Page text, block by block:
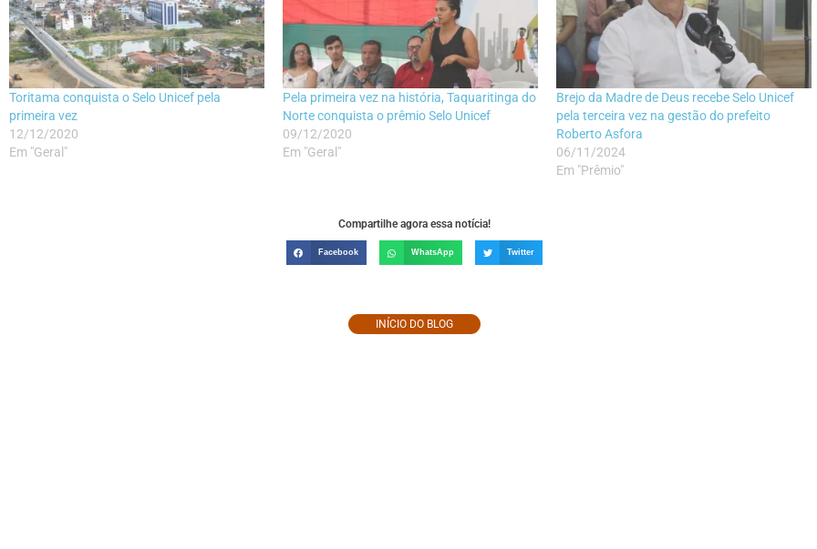
Toritama conquista o Selo Unicef pela
primeira vez
12/12/2020
Em "Geral"
Pela primeira vez na história, Taquaritinga do
Norte conquista o prêmio Selo Unicef
09/12/2020
Em "Geral"
Brejo da Madre de Deus recebe Selo Unicef
pela terceira vez na gestão do prefeito
Roberto Asfora
06/11/2024
Em "Prêmio"
Compartilhe agora essa notícia!
Facebook WhatsApp Twitter
INÍCIO DO BLOG